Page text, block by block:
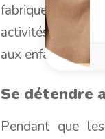
fabriquer leur
activités sont
aux enfants de
Se détendre
Pendant que